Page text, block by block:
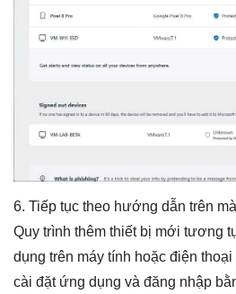
6. Tiếp tục theo hướng dẫn trên
Quy trình thêm thiết bị mới tương
dụng trên máy tính hoặc điện
cài đặt ứng dụng và đăng nhập